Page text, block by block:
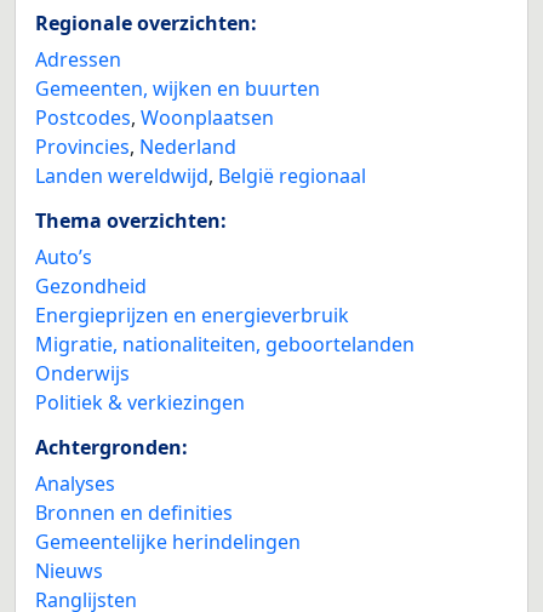
Regionale overzichten:
Adressen
Gemeenten, wijken en buurten
Postcodes, Woonplaatsen
Provincies, Nederland
Landen wereldwijd, België regionaal
Thema overzichten:
Auto’s
Gezondheid
Energieprijzen en energieverbruik
Migratie, nationaliteiten, geboortelanden
Onderwijs
Politiek & verkiezingen
Achtergronden:
Analyses
Bronnen en definities
Gemeentelijke herindelingen
Nieuws
Ranglijsten